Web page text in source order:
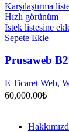
Karşılaştırma
Hızlı görünüm
İstek listesine
Sepete Ekle
Prusaweb
E Ticaret Web,
60,000.00₺